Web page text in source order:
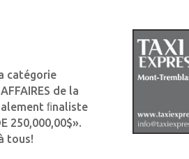
catégorie
de la
ﬁnaliste
250,000,00$».
tous!